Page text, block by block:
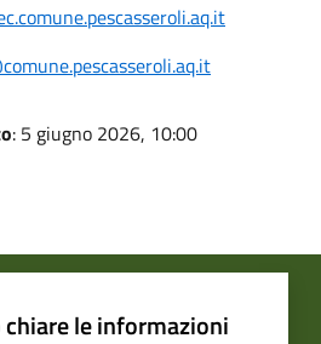
: 5 giugno 2026, 10:00
le informazioni